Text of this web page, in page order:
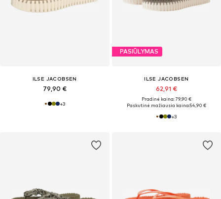
ILSE JACOBSEN
79,90 €
+3
PASIŪLYMAS
ILSE JACOBSEN
62,91 €
Pradinė kaina: 79,90 €
Paskutinė mažiausia kaina:54,90 €
+3